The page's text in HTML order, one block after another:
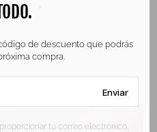
de descuento que podrás
compra.
tu correo electrónico,